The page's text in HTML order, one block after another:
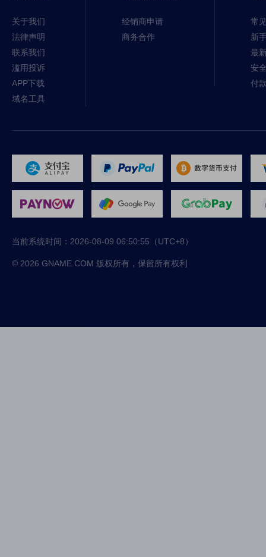
关于我们
法律声明
联系我们
滥用投诉
APP下载
域名工具
经销商申请
商务合作
常
新
最
安
付
当前系统时间： 2026-08-09 06:50:55 （UTC+8）
© 2026 GNAME.COM 版权所有，保留所有权利